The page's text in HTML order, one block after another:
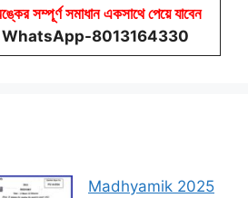
সম্পূর্ণ সমাধান একসাথে পেয়ে যাবেন
WhatsApp-8013164330
Madhyamik 2025